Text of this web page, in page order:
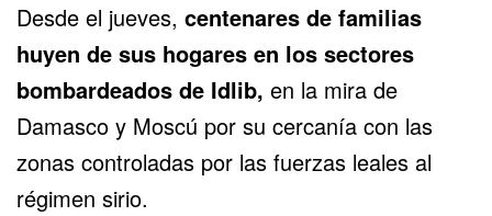
Desde el jueves, centenares de familias
huyen de sus hogares en los sectores
bombardeados de Idlib, en la mira de
Damasco y Moscú por su cercanía con las
zonas controladas por las fuerzas leales al
régimen sirio.